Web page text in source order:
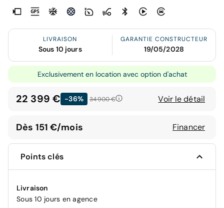
LIVRAISON
Sous 10 jours
GARANTIE CONSTRUCTEUR
19/05/2028
Exclusivement en location avec option d'achat
22 399 € -36% 34 900 € Voir le détail
Dès 151 €/mois Financer
Points clés
Livraison
Sous 10 jours en agence